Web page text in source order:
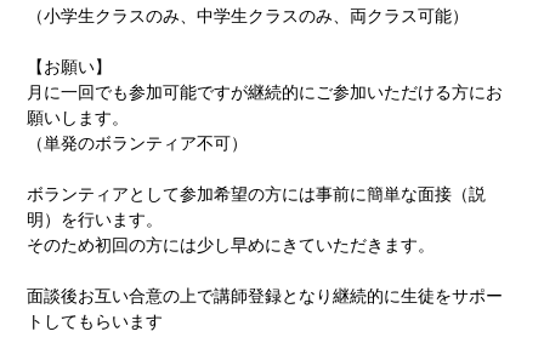
（小学生クラスのみ、中学生クラスのみ、両クラス可能）
【お願い】
月に一回でも参加可能ですが継続的にご参加いただける方にお
願いします。
（単発のボランティア不可）
ボランティアとして参加希望の方には事前に簡単な面接（説
明）を行います。
そのため初回の方には少し早めにきていただきます。
面談後お互い合意の上で講師登録となり継続的に生徒をサポー
トしてもらいます